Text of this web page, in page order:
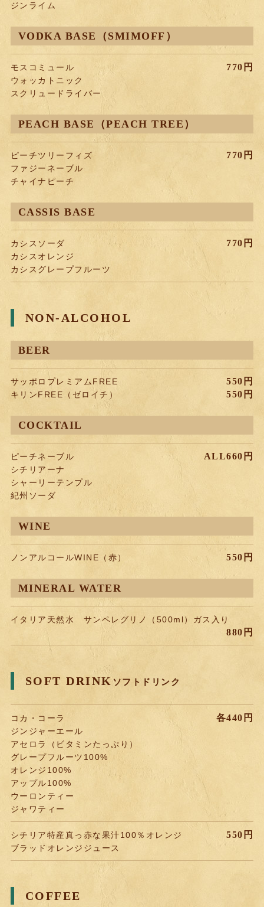
ジンライム
VODKA BASE（SMIMOFF）
モスコミュール
ウォッカトニック
スクリュードライバー
770円
PEACH BASE（PEACH TREE）
ピーチツリーフィズ
ファジーネーブル
チャイナピーチ
770円
CASSIS BASE
カシスソーダ
カシスオレンジ
カシスグレープフルーツ
770円
NON-ALCOHOL
BEER
サッポロプレミアムFREE
キリンFREE（ゼロイチ）
550円
550円
COCKTAIL
ピーチネーブル
シチリアーナ
シャーリーテンプル
紀州ソーダ
ALL660円
WINE
ノンアルコールWINE（赤） 550円
MINERAL WATER
イタリア天然水 サンペレグリノ（500ml）ガス入り
880円
SOFT DRINK ソフトドリンク
コカ・コーラ
ジンジャーエール
アセロラ（ビタミンたっぷり）
グレープフルーツ100%
オレンジ100%
アップル100%
ウーロンティー
ジャワティー
各440円
シチリア特産真っ赤な果汁100％オレンジ
ブラッドオレンジジュース
550円
COFFEE